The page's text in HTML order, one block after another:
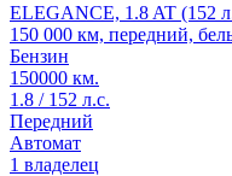
ELEGANCE, 1.8 AT (152
150 000 км, передний,
Бензин
150000 км.
1.8 / 152 л.с.
Передний
Автомат
1 владелец